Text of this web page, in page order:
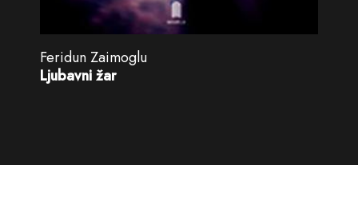
Feridun Zaimoglu
Ljubavni žar